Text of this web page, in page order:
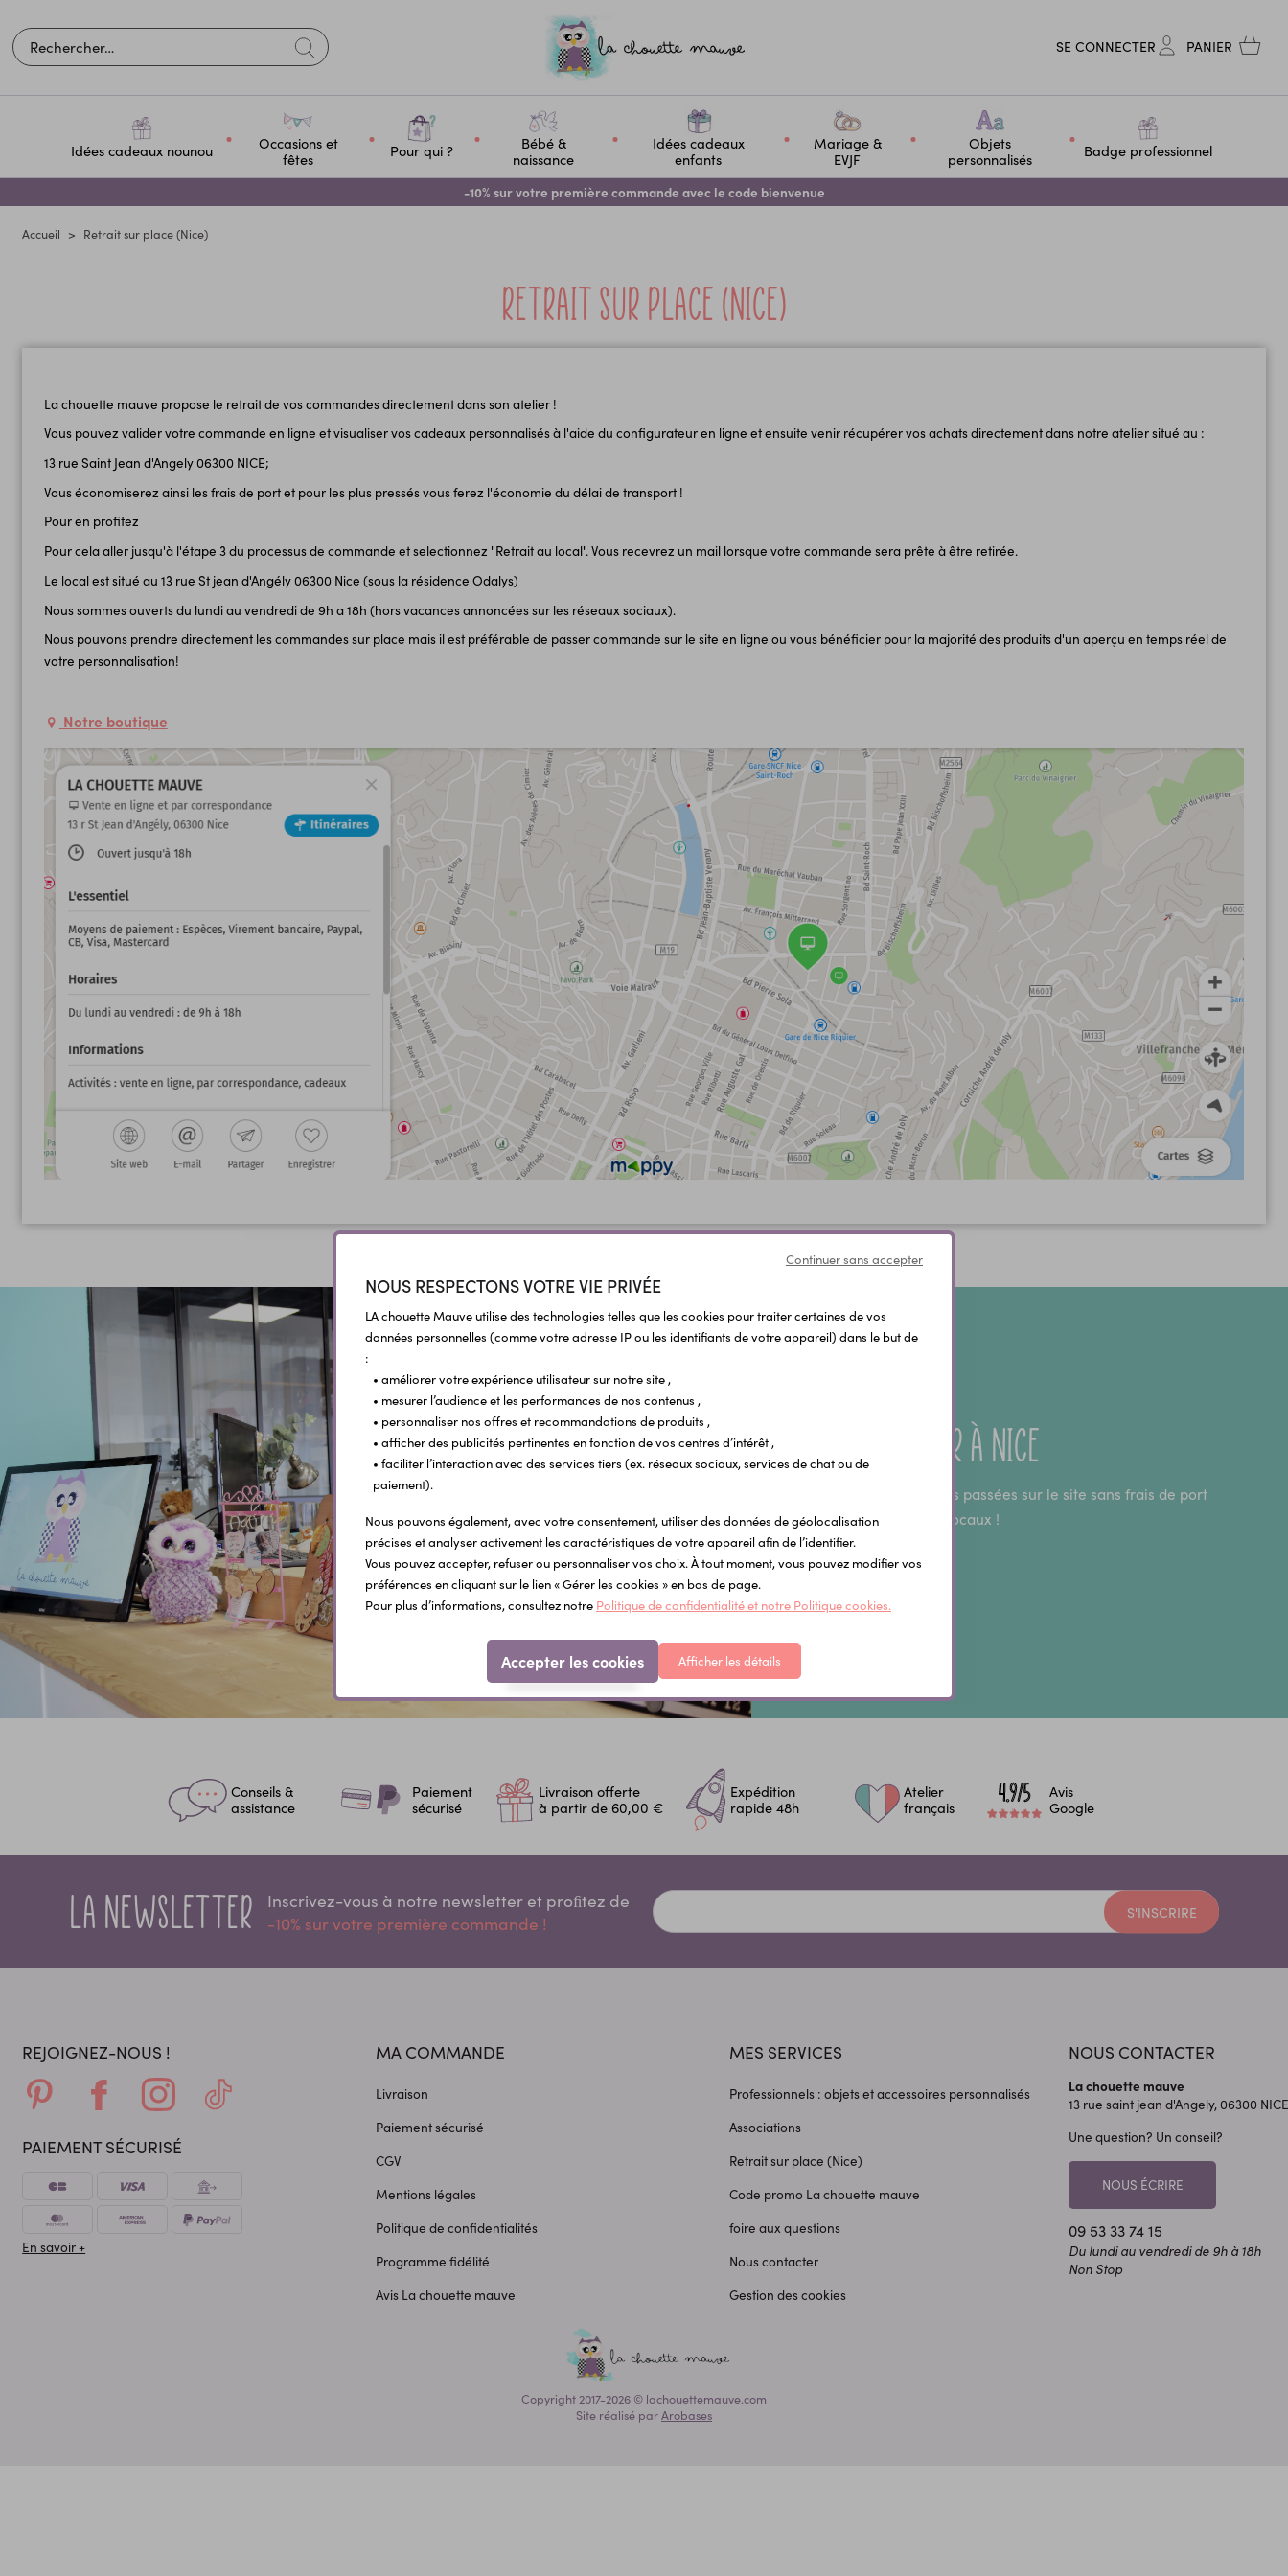
SE CONNECTER PANIER
Idées cadeaux nounou
Occasions et
fêtes
Pour qui ?
Bébé &
naissance
Idées cadeaux
enfants
Mariage &
EVJF
Objets
personnalisés
Badge professionnel
-10% sur votre première commande avec le code bienvenue
Accueil Retrait sur place (Nice)
Retrait sur place (Nice)
La chouette mauve propose le retrait de vos commandes directement dans son atelier !
Vous pouvez valider votre commande en ligne et visualiser vos cadeaux personnalisés à l'aide du configurateur en ligne et ensuite venir récupérer vos achats directement dans notre atelier situé au :
13 rue Saint Jean d'Angely 06300 NICE;
Vous économiserez ainsi les frais de port et pour les plus pressés vous ferez l'économie du délai de transport !
Pour en profitez
Pour cela aller jusqu'à l'étape 3 du processus de commande et selectionnez "Retrait au local". Vous recevrez un mail lorsque votre commande sera prête à être retirée.
Le local est situé au 13 rue St jean d'Angély 06300 Nice (sous la résidence Odalys)
Nous sommes ouverts du lundi au vendredi de 9h a 18h (hors vacances annoncées sur les réseaux sociaux).
Nous pouvons prendre directement les commandes sur place mais il est préférable de passer commande sur le site en ligne ou vous bénéficier pour la majorité des produits d'un aperçu en temps réel de
votre personnalisation!
Notre boutique
Notre atelier à Nice
Retirez vos commandes passées sur le site sans frais de port
directement dans nos locaux !
Conseils &
assistance
Paiement
sécurisé
Livraison offerte
à partir de 60,00 €
Expédition
rapide 48h
Atelier
français
Avis
Google
La newsletter
Inscrivez-vous à notre newsletter et proﬁtez de
-10% sur votre première commande !
S'INSCRIRE
REJOIGNEZ-NOUS !
PAIEMENT SÉCURISÉ
En savoir +
MA COMMANDE
Livraison
Paiement sécurisé
CGV
Mentions légales
Politique de confidentialités
Programme fidélité
Avis La chouette mauve
MES SERVICES
Professionnels : objets et accessoires personnalisés
Associations
Retrait sur place (Nice)
Code promo La chouette mauve
foire aux questions
Nous contacter
Gestion des cookies
NOUS CONTACTER
La chouette mauve
13 rue saint jean d'Angely, 06300 NICE
Une question? Un conseil?
NOUS ÉCRIRE
09 53 33 74 15
Du lundi au vendredi de 9h à 18h
Non Stop
Copyright 2017-2026 © lachouettemauve.com
Site réalisé parArobases
Continuer sans accepter
NOUS RESPECTONS VOTRE VIE PRIVÉE
LA chouette Mauve utilise des technologies telles que les cookies pour traiter certaines de vos
données personnelles (comme votre adresse IP ou les identifiants de votre appareil) dans le but de
:
• améliorer votre expérience utilisateur sur notre site ,
• mesurer l’audience et les performances de nos contenus ,
• personnaliser nos offres et recommandations de produits ,
• afficher des publicités pertinentes en fonction de vos centres d’intérêt ,
• faciliter l’interaction avec des services tiers (ex. réseaux sociaux, services de chat ou de
paiement).
Nous pouvons également, avec votre consentement, utiliser des données de géolocalisation
précises et analyser activement les caractéristiques de votre appareil afin de l’identifier.
Vous pouvez accepter, refuser ou personnaliser vos choix. À tout moment, vous pouvez modifier vos
préférences en cliquant sur le lien « Gérer les cookies » en bas de page.
Pour plus d’informations, consultez notre Politique de confidentialité et notre Politique cookies.
Accepter les cookies Afficher les détails